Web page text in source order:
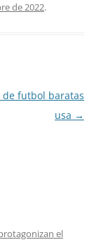
de 2022.
de futbol baratas
usa →
el